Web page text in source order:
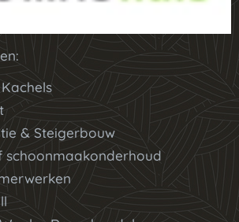
& Steigerbouw
schoonmaakonderhoud